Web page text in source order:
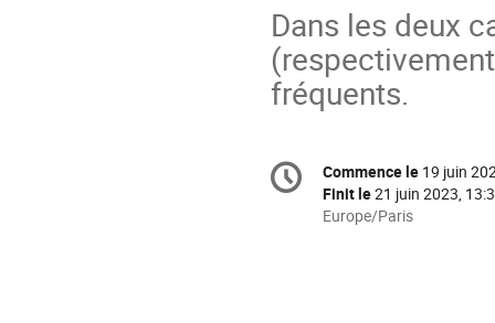
Dans les deux
fréquents.
Information
de
Date/Heure
Commence le 19 juin
Finit le21 juin 2023,
Toutes
Europe/Paris